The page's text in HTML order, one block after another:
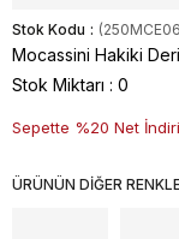
Stok Kodu
Mocassini Hakiki
Stok Miktarı : 0
Sepette %20 Net
ÜRÜNÜN DİĞER